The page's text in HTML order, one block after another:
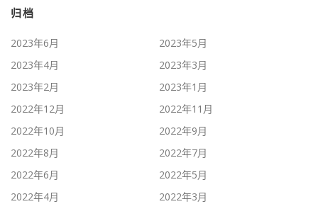
归档
2023年6月
2023年5月
2023年4月
2023年3月
2023年2月
2023年1月
2022年12月
2022年11月
2022年10月
2022年9月
2022年8月
2022年7月
2022年6月
2022年5月
2022年4月
2022年3月